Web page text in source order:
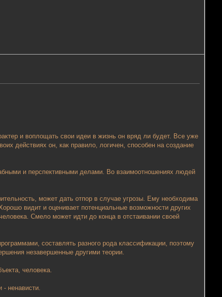
и воплощать свои идеи в жизнь он вряд ли будет. Все уже
действиях он, как правило, логичен, способен на создание
и перспективными делами. Во взаимоотношениях людей
может дать отпор в случае угрозы. Ему необходима
видит и оценивает потенциальные возможности других
Смело может идти до конца в отстаивании своей
составлять разного рода классификации, поэтому
незавершенные другими теории.
человека.
ненависти.